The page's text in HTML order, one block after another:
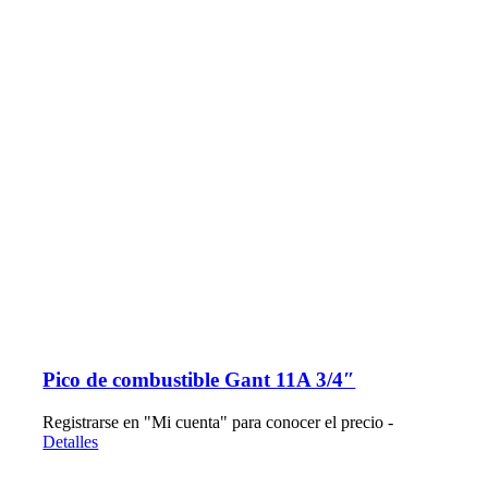
Pico de combustible Gant 11A 3/4″
Registrarse en "Mi cuenta" para conocer el precio -
Detalles